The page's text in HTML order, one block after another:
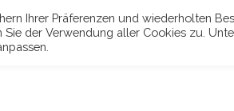
Ihrer Präferenzen und wiederholten
der Verwendung aller Cookies zu.